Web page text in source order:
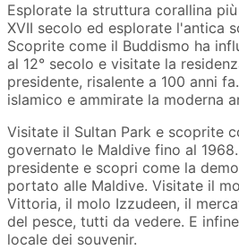
Esplorate la struttura corallina
XVII secolo ed esplorate l'antica
Scoprite come il Buddismo ha
al 12° secolo e visitate la
presidente, risalente a 100 anni
islamico e ammirate la moderna
Visitate il Sultan Park e scoprite
governato le Maldive fino al
presidente e scopri come la
portato alle Maldive. Visitate il
Vittoria, il molo Izzudeen, il
del pesce, tutti da vedere. E
locale dei souvenir.